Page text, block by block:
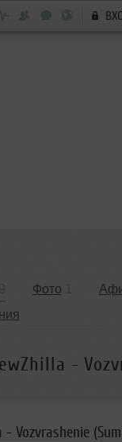
Фото
-
- Vozvrashenie